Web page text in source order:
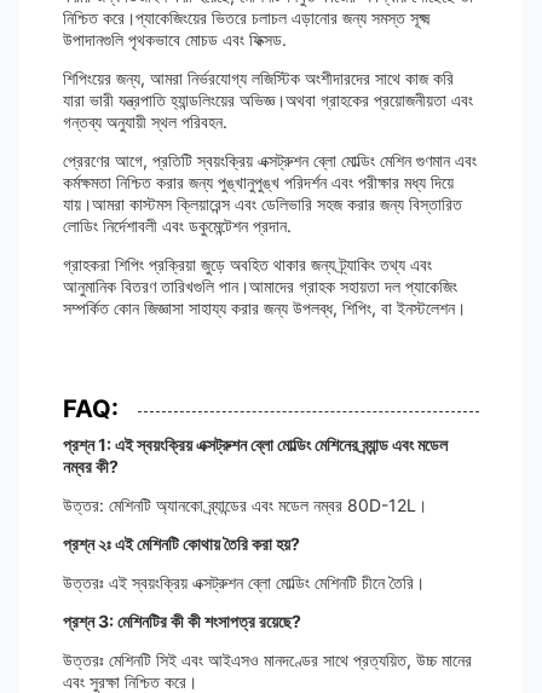
নিশ্চিত করে।প্যাকেজিংয়ের ভিতরে চলাচল এড়ানোর জন্য সমস্ত সূক্ষ্ম
উপাদানগুলি পৃথকভাবে মোচড এবং ফিক্সড.
শিপিংয়ের জন্য, আমরা নির্ভরযোগ্য লজিস্টিক অংশীদারদের সাথে কাজ করি
যারা ভারী যন্ত্রপাতি হ্যান্ডলিংয়ের অভিজ্ঞ।অথবা গ্রাহকের প্রয়োজনীয়তা এবং
গন্তব্য অনুযায়ী স্থল পরিবহন.
প্রেরণের আগে, প্রতিটি স্বয়ংক্রিয় এক্সট্রুশন ব্লো মোল্ডিং মেশিন গুণমান এবং
কর্মক্ষমতা নিশ্চিত করার জন্য পুঙ্খানুপুঙ্খ পরিদর্শন এবং পরীক্ষার মধ্য দিয়ে
যায়।আমরা কাস্টমস ক্লিয়ারেন্স এবং ডেলিভারি সহজ করার জন্য বিস্তারিত
লোডিং নির্দেশাবলী এবং ডকুমেন্টেশন প্রদান.
গ্রাহকরা শিপিং প্রক্রিয়া জুড়ে অবহিত থাকার জন্য ট্র্যাকিং তথ্য এবং
আনুমানিক বিতরণ তারিখগুলি পান।আমাদের গ্রাহক সহায়তা দল প্যাকেজিং
সম্পর্কিত কোন জিজ্ঞাসা সাহায্য করার জন্য উপলব্ধ, শিপিং, বা ইনস্টলেশন।
FAQ:
প্রশ্ন 1: এই স্বয়ংক্রিয় এক্সট্রুশন ব্লো মোল্ডিং মেশিনের ব্র্যান্ড এবং মডেল
নম্বর কী?
উত্তর: মেশিনটি অ্যানকো ব্র্যান্ডের এবং মডেল নম্বর 80D-12L।
প্রশ্ন ২ঃ এই মেশিনটি কোথায় তৈরি করা হয়?
উত্তরঃ এই স্বয়ংক্রিয় এক্সট্রুশন ব্লো মোল্ডিং মেশিনটি চীনে তৈরি।
প্রশ্ন 3: মেশিনটির কী কী শংসাপত্র রয়েছে?
উত্তরঃ মেশিনটি সিই এবং আইএসও মানদণ্ডের সাথে প্রত্যয়িত, উচ্চ মানের
এবং সুরক্ষা নিশ্চিত করে।